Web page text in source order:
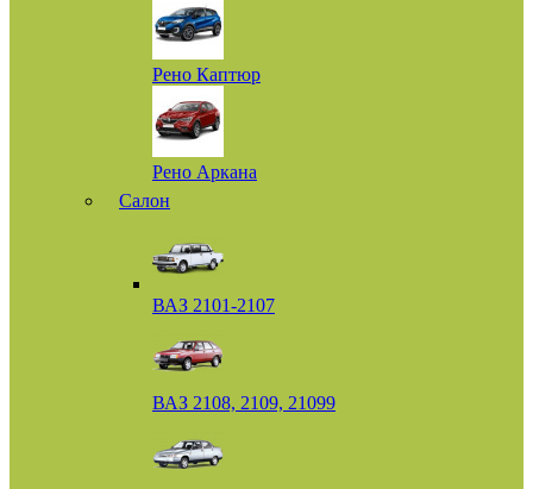
Рено Каптюр
Рено Аркана
Салон
ВАЗ 2101-2107
ВАЗ 2108, 2109, 21099